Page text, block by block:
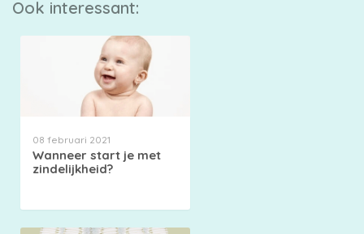
Ook interessant:
08 februari 2021
Wanneer start je met
zindelijkheid?